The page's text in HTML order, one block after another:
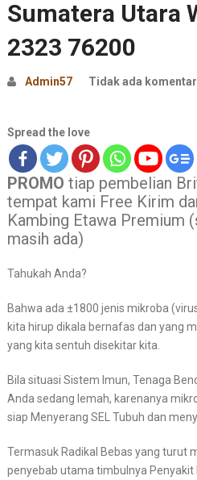
Sumatera Utara
2323 76200
Admin57 Tidak ada komentar
Spread the love
PROMO tiap pembelian
tempat kami Free Kirim
Kambing Etawa Premium
masih ada)
Tahukah Anda?
Bahwa ada ±1800 jenis mikroba
kita hirup dikala bernafas dan yang
yang kita sentuh disekitar kita.
Bila situasi Sistem Imun, Tenaga
Anda sedang lemah, karenanya
siap Menyerang SEL Tubuh dan
Termasuk Radikal Bebas yang turut
penyebab utama timbulnya